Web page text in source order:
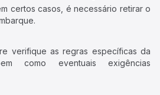
certos casos, é necessário retirar o
verifique as regras específicas da
como eventuais exigências